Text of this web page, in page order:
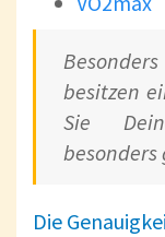
besitzen
Sie
besonders
Die